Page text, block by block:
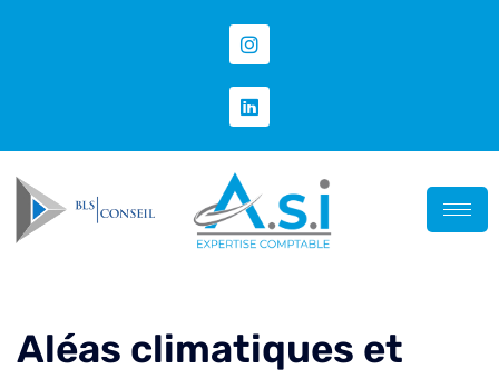
Aléas climatiques et